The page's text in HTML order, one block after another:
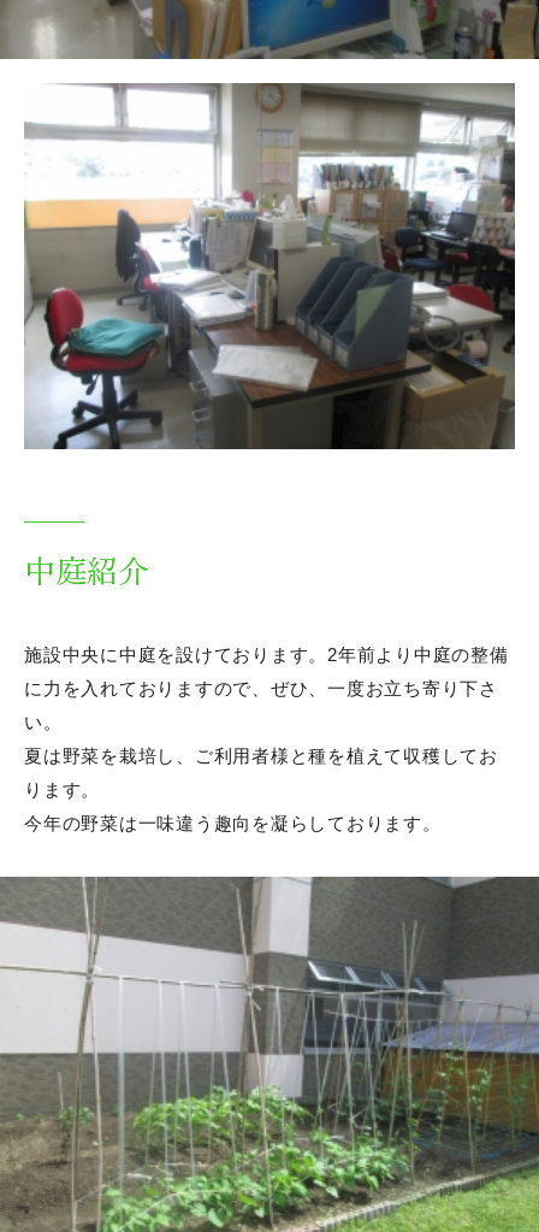
老健について
ROKENくん マスコットキャラクター
リハビリテーションについて
ご利用について
入所
短期入所
通所リハビリ体験利用
資料請求
各職種の紹介
看護職
介護職
介護助手
リハビリテーション職
支援相談職
事務職
ケアマネージャー
特定技能実習生
その他保有資格
中庭紹介
施設中央に中庭を設けております。2年前より中庭の整備
に力を入れておりますので、ぜひ、一度お立ち寄り下さ
い。
夏は野菜を栽培し、ご利用者様と種を植えて収穫してお
ります。
今年の野菜は一味違う趣向を凝らしております。